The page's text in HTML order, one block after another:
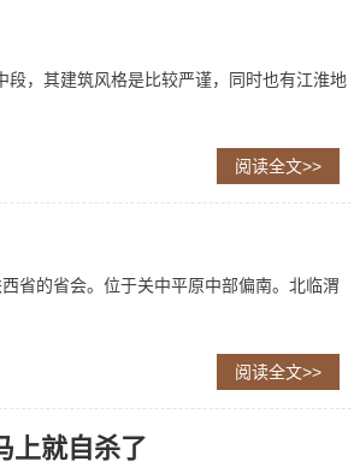
，其建筑风格是比较严谨，同时也有江淮地
阅读全文>>
省的省会。位于关中平原中部偏南。北临渭
阅读全文>>
上就自杀了